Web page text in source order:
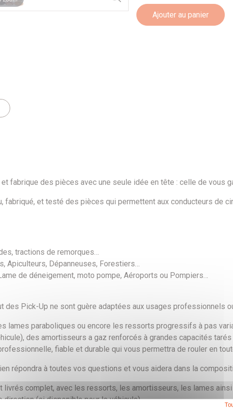
Ajouter au panier
fabrique des pièces avec une seule idée en tête : celle de vous
fabriqué, et testé des pièces qui permettent aux conducteurs de
tractions de remorques…
Apiculteurs, Dépanneuses, Forestiers…
de déneigement, moto pompe, Aéroports ou Pompiers…
Pick-Up ne sont guère adaptées aux usages professionnels
lames paraboliques ou encore les ressorts progressifs à pas
des amortisseurs a gaz renforcés à grandes capacités
fiable et durable qui vous permettra de rouler en
répondra à toutes vos questions et vous aidera dans la
livrés complet, avec les ressorts, les amortisseurs, les lames
(si disponible pour le véhicule).